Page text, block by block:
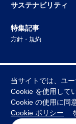
サステナビリティ
特集記事
方針・規約
© ASICS Corporation. All
当サイトでは、ユ
Cookie を使用して
Cookie の使用に同
Cookie ポリシー